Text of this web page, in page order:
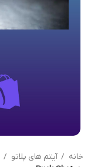
خانه آیتم های پلاتو